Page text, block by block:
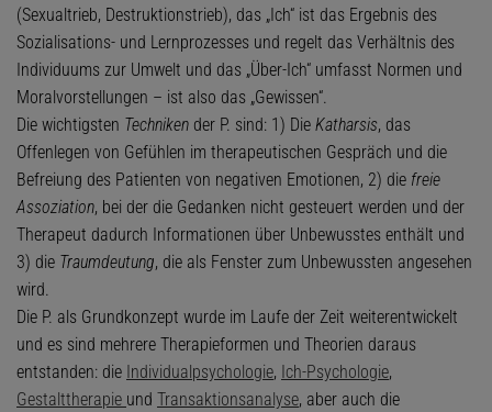
(Sexualtrieb, Destruktionstrieb), das „Ich“ ist das Ergebnis des
Sozialisations- und Lernprozesses und regelt das Verhältnis des
Individuums zur Umwelt und das „Über-Ich“ umfasst Normen und
Moralvorstellungen – ist also das „Gewissen“.
Die wichtigsten Techniken der P. sind: 1) Die Katharsis, das
Offenlegen von Gefühlen im therapeutischen Gespräch und die
Befreiung des Patienten von negativen Emotionen, 2) die freie
Assoziation, bei der die Gedanken nicht gesteuert werden und der
Therapeut dadurch Informationen über Unbewusstes enthält und
3) die Traumdeutung, die als Fenster zum Unbewussten angesehen
wird.
Die P. als Grundkonzept wurde im Laufe der Zeit weiterentwickelt
und es sind mehrere Therapieformen und Theorien daraus
entstanden: die Individualpsychologie, Ich-Psychologie,
Gestalttherapie und Transaktionsanalyse, aber auch die